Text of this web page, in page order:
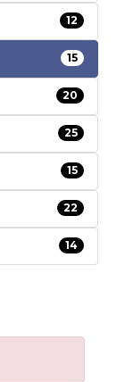
12
15
20
25
15
22
14